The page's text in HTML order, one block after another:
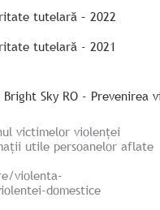
tutelară – 2022
tutelară - 2021
victimelor violenței
utile persoanelor aflate
violenta-
domestice